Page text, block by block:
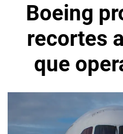
Boeing
recortes
que